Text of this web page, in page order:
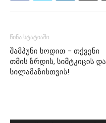
წინა სტატიაში
შამპუნი სოდით – თქვენი
თმის ზრდის, სიმტკიცის და
სილამაზისთვის!